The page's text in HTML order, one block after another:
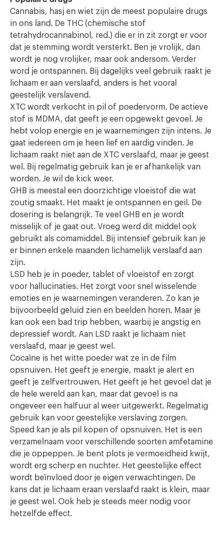
Cannabis, hasj en wiet zijn de meest populaire drugs
in ons land. De THC (chemische stof
tetrahydrocannabinol, red.) die er in zit zorgt er voor
dat je stemming wordt versterkt. Ben je vrolijk, dan
wordt je nog vrolijker, maar ook andersom. Verder
word je ontspannen. Bij dagelijks veel gebruik raakt je
lichaam er aan verslaafd, anders is het vooral
geestelijk verslavend.
XTC wordt verkocht in pil of poedervorm. De actieve
stof is MDMA, dat geeft je een opgewekt gevoel. Je
hebt volop energie en je waarnemingen zijn intens. Je
gaat iedereen om je heen lief en aardig vinden. Je
lichaam raakt niet aan de XTC verslaafd, maar je geest
wel. Bij regelmatig gebruik kan je er afhankelijk van
worden. Je wil de kick weer.
GHB is meestal een doorzichtige vloeistof die wat
zoutig smaakt. Het maakt je ontspannen en geil. De
dosering is belangrijk. Te veel GHB en je wordt
misselijk of je gaat out. Vroeg werd dit middel ook
gebruikt als comamiddel. Bij intensief gebruik kan je
er binnen enkele maanden lichamelijk verslaafd aan
zijn.
LSD heb je in poeder, tablet of vloeistof en zorgt
voor hallucinaties. Het zorgt voor snel wisselende
emoties en je waarnemingen veranderen. Zo kan je
bijvoorbeeld geluid zien en beelden horen. Maar je
kan ook een bad trip hebben, waarbij je angstig en
depressief wordt. Aan LSD raakt je lichaam niet
verslaafd, maar je geest wel.
Cocaïne is het witte poeder wat ze in de film
opsnuiven. Het geeft je energie, maakt je alert en
geeft je zelfvertrouwen. Het geeft je het gevoel dat je
de hele wereld aan kan, maar dat gevoel is na
ongeveer een halfuur al weer uitgewerkt. Regelmatig
gebruik kan voor geestelijke verslaving zorgen.
Speed kan je als pil kopen of opsnuiven. Het is een
verzamelnaam voor verschillende soorten amfetamine
die je oppeppen. Je bent plots je vermoeidheid kwijt,
wordt erg scherp en nuchter. Het geestelijke effect
wordt beïnvloed door je eigen verwachtingen. De
kans dat je lichaam eraan verslaafd raakt is klein, maar
je geest wel. Ook heb je steeds meer nodig voor
hetzelfde effect.